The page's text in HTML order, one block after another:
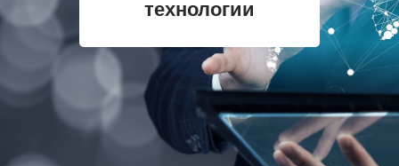
технологии